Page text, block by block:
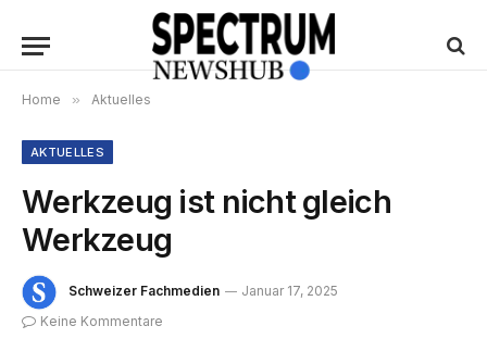
Home » Aktuelles
AKTUELLES
Werkzeug ist nicht gleich
Werkzeug
Schweizer Fachmedien
Januar 17, 2025
Keine Kommentare